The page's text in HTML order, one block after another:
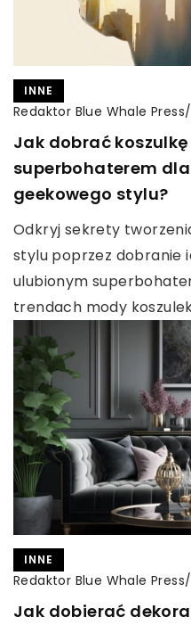
INNE
Redaktor Blue Whale Press/
Jak dobrać
superbohaterem
geekowego stylu?
Odkryj sekrety
stylu poprzez dobranie
ulubionym
trendach mody
INNE
Redaktor Blue Whale Press/
Jak dobierać